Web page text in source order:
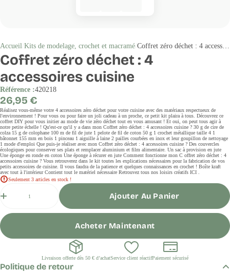
Accueil Kits de modelage, crochet et macramé Coffret zéro déchet : 4 accessoires cuisine
Coffret zéro déchet : 4
accessoires cuisine
Référence :420218
Prix
régulier
26,95 €
Réalisez vous-même votre 4 accessoires zéro déchet pour votre cuisine avec des matériaux respectueux de
l'environnement ! Pour vous ou pour faire un joli cadeau à un proche, ce petit kit plaira à tous. Découvrez ce
coffret DIY pour vous initier au mode de vie zéro déchet tout en vous amusant ! Et oui, on peut tous agir à
notre petite échelle ! Qu'est-ce qu'il y a dans mon Coffret zéro déchet : 4 accessoires cuisine ? 30 g de cire de
colza 15 g de colophane 100 m de fil de jute 1 pelote de fil de coton 50 g 1 crochet métallique taille 4 1
bâtonnet 155 mm en bois 1 pinceau 1 aiguille à laine 2 pailles courbées en inox et leur goupillon de nettoyage
1 mode d'emploi Que puis-je réaliser avec mon Coffret zéro déchet : 4 accessoires cuisine ? Des couvercles
écologiques pour conserver ses plats et remplacer aluminium et film alimentaire. Un sac à provision en jute
Une éponge en ronde en coton Une éponge à récurer en jute Comment fonctionne mon C offret zéro déchet : 4
accessoires cuisine ? Vous retrouverez dans le kit toutes les explications nécessaires pour la fabrication de vos
petits accessoires de cuisine. Il vous faudra de la patience et quelques connaissances en crochet ! Boîte kraft
avec tout à l'intérieur Contient tout le matériel nécessaire Retrouvez tous nos loisirs créatifs ICI .
Seulement 3 articles en stock !
Ajouter Au Panier
Acheter Maintenant
Livraison offerte dès 50 € d’achatService client réactifPaiement sécurisé
Politique de retour